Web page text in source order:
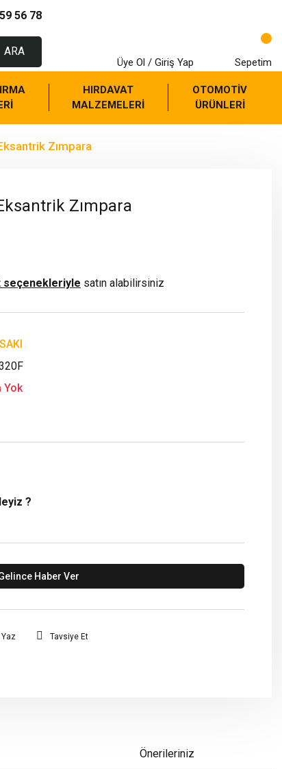
56 78
ARA
Üye Ol / Giriş Yap Sepetim
HIRDAVAT
MALZEMELERİ
OTOMOTİV
ÜRÜNLERİ
Zımpara
Zımpara
seçenekleriyle satın alabilirsiniz
Yok
?
Haber Ver
Tavsiye Et
Önerileriniz